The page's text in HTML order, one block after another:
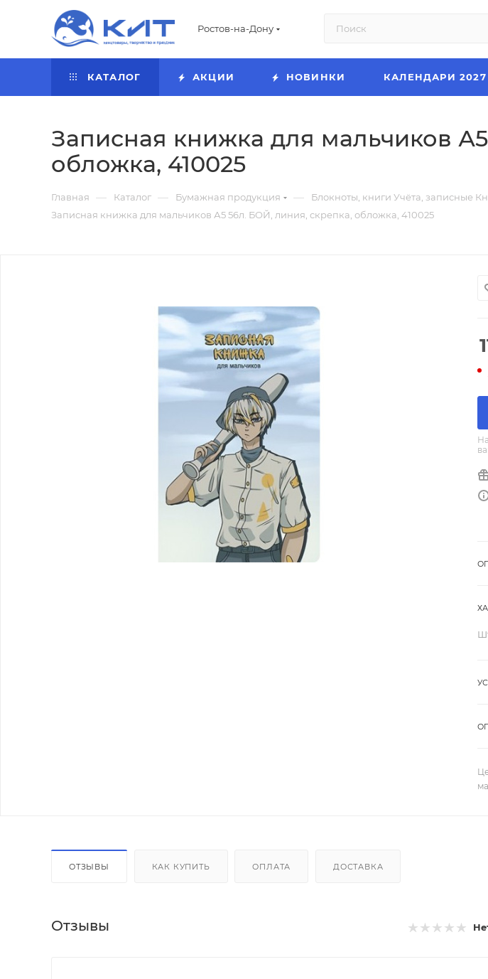
Ростов-на-Дону
КАТАЛОГ АКЦИИ НОВИНКИ КАЛЕНДАРИ 2027
Записная книжка для мальчиков
обложка, 410025
Главная — Каталог — Бумажная продукция — Блокноты, книги Учёта, записные
Записная книжка для мальчиков А5 56л. БОЙ, линия, скрепка, обложка, 410025
ОТЗЫВЫ КАК КУПИТЬ ОПЛАТА ДОСТАВКА
Отзывы